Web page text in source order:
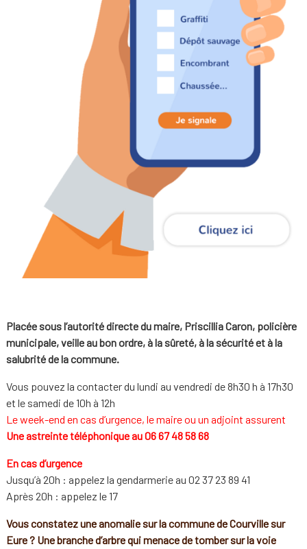
Placée sous l’autorité directe du maire, Priscillia Caron, policière
municipale, veille au bon ordre, à la sûreté, à la sécurité et à la
salubrité de la commune.
Vous pouvez la contacter du lundi au vendredi de 8h30 h à 17h30
et le samedi de 10h à 12h
Le week-end en cas d’urgence, le maire ou un adjoint assurent
Une astreinte téléphonique au 06 67 48 58 68
En cas d’urgence
Jusqu’à 20h : appelez la gendarmerie au 02 37 23 89 41
Après 20h : appelez le 17
Vous constatez une anomalie sur la commune de Courville sur
Eure ? Une branche d’arbre qui menace de tomber sur la voie